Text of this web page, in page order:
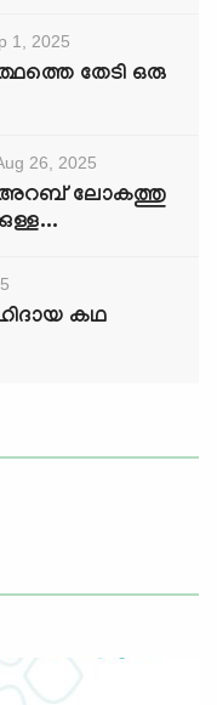
1, 2025
തേടി ഒരു
26, 2025
: അറബ് ലോകത്തു
കഥ